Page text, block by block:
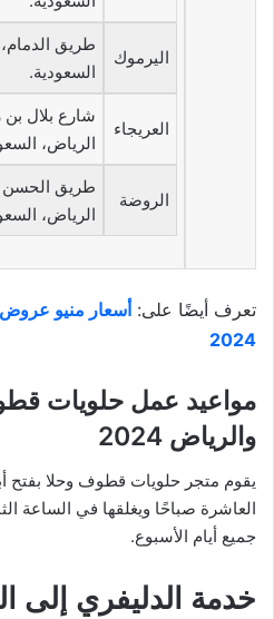
اليرموك
طريق
السعودية.
العريجاء
شارع بلال بن
الرياض،
الروضة
طريق الحسن
الرياض،
تعرف أيضًا على:أسعار منيو
2024
مواعيد عمل حلويات
والرياض 2024
يقوم متجر حلويات قطوف وحلا بفتح
العاشرة صباحًا ويغلقها في الساعة
جميع أيام الأسبوع.
خدمة الدليفري إلى